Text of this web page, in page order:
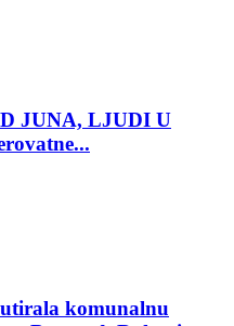
JUNA, LJUDI U
komunalnu